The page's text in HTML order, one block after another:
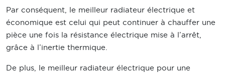
Par conséquent, le meilleur radiateur électrique et
économique est celui qui peut continuer à chauffer une
pièce une fois la résistance électrique mise à l’arrêt,
grâce à l’inertie thermique.
De plus, le meilleur radiateur électrique pour une